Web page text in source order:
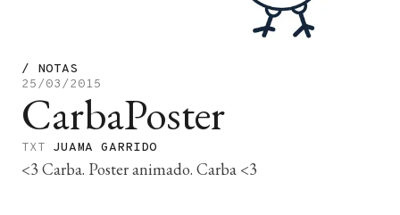
/ NOTAS
25/03/2015
CarbaPoster
TXT JUAMA GARRIDO
<3 Carba. Poster animado. Carba <3